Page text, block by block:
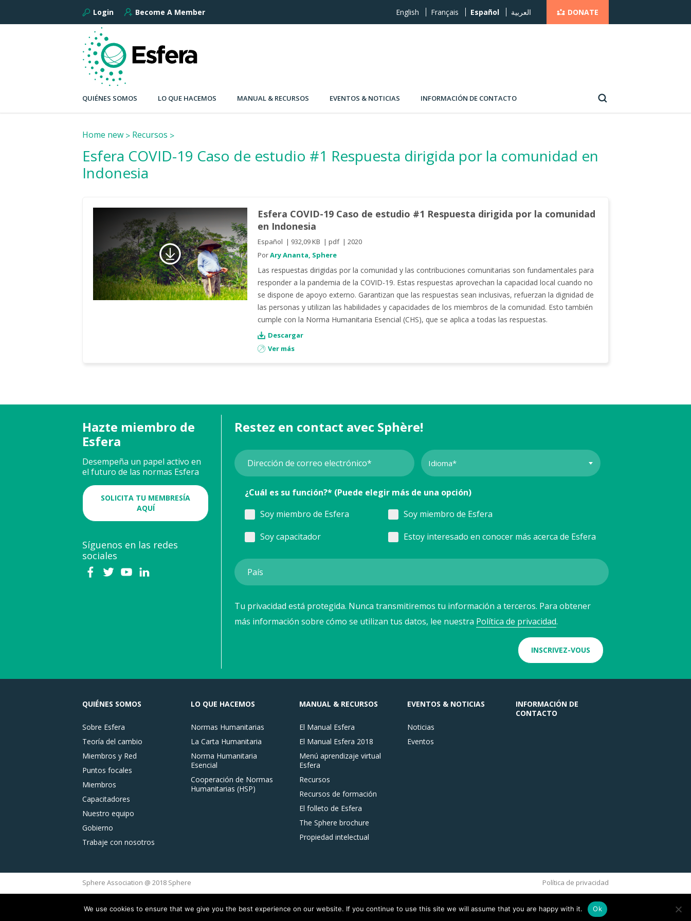
Login Become A Member English Français Español العربية DONATE
QUIÉNES SOMOS LO QUE HACEMOS MANUAL & RECURSOS EVENTOS & NOTICIAS INFORMACIÓN DE CONTACTO
Home new Recursos
Esfera COVID-19 Caso de estudio #1 Respuesta dirigida por la comunidad en
Indonesia
Esfera COVID-19 Caso de estudio #1 Respuesta dirigida por la comunidad
en Indonesia
Español 932,09 KB pdf
2020
PorAry Ananta, Sphere
Las respuestas dirigidas por la comunidad y las contribuciones comunitarias son fundamentales para
responder a la pandemia de la COVID-19. Estas respuestas aprovechan la capacidad local cuando no
se dispone de apoyo externo. Garantizan que las respuestas sean inclusivas, refuerzan la dignidad de
las personas y utilizan las habilidades y capacidades de los miembros de la comunidad. Esto también
cumple con la Norma Humanitaria Esencial (CHS), que se aplica a todas las respuestas.
Descargar
Ver más
Hazte miembro de
Esfera
Desempeña un papel activo en
el futuro de las normas Esfera
SOLICITA TU MEMBRESÍA
AQUÍ
Síguenos en las redes
sociales
Restez en contact avec Sphère!
¿Cuál es su función?* (Puede elegir más de una opción)
Soy miembro de Esfera
Soy miembro de Esfera
Soy capacitador
Estoy interesado en conocer más acerca de Esfera
Tu privacidad está protegida. Nunca transmitiremos tu información a terceros. Para obtener
más información sobre cómo se utilizan tus datos, lee nuestra Política de privacidad.
INSCRIVEZ-VOUS
QUIÉNES SOMOS
Sobre Esfera
Teoría del cambio
Miembros y Red
Puntos focales
Miembros
Capacitadores
Nuestro equipo
Gobierno
Trabaje con nosotros
LO QUE HACEMOS
Normas Humanitarias
La Carta Humanitaria
Norma Humanitaria
Esencial
Cooperación de Normas
Humanitarias (HSP)
MANUAL & RECURSOS
El Manual Esfera
El Manual Esfera 2018
Menú aprendizaje virtual
Esfera
Recursos
Recursos de formación
El folleto de Esfera
The Sphere brochure
Propiedad intelectual
EVENTOS & NOTICIAS
Noticias
Eventos
INFORMACIÓN DE
CONTACTO
Sphere Association @ 2018 Sphere Política de privacidad
We use cookies to ensure that we give you the best experience on our website. If you continue to use this site we will assume that you are happy with it. Ok